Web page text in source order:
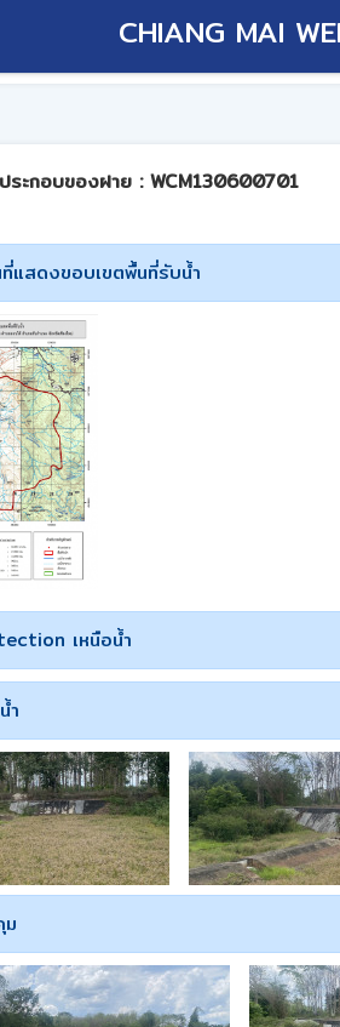
CHIANG MAI
ระกอบของฝาย : WCM130600701
แสดงขอบเขตพื้นที่รับน้ำ
เหนือน้ำ
ำ
ม